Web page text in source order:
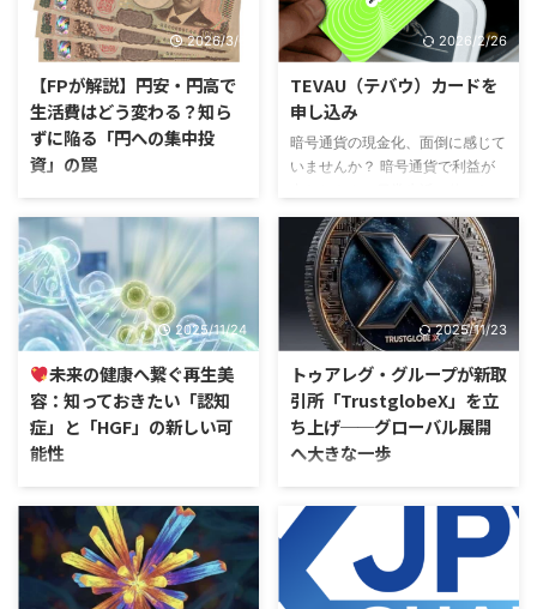
が運営できていない 厨房設備が
あるのに昼だけ止まっている 外
い 社員数が減り、食堂を維持で
きなくなった という課題も増え
ています。 そこで株式会社ミシ
ョンでは、新規事業として“社員
社員食堂スペースを活用し、 ...
おきたいのは、暗号資産と日本円
の交換をめぐる規制が、単に「仮
想通貨は自由に個人売買できる」
という段階ではなく、マネーロン
ダリング対策と無登録営業対策を
中心に、より厳格化の方向にある
という点です。 特に、金融庁は
業者の取引時確認が必要となる取
引の敷居値を引き下げた規制につ
いて事後評価を公表しました。
金融庁の公表資料によると ...
2026/3/6
【FPが解説】円安・円高で
生活費はどう変わる？知ら
ずに陥る「円への集中投
資」の罠
こんにちは。ファイナンシャルプ
ランナーの福井秀延です。 毎日
のようにテレビやネットのニュー
スで耳にする「現在の為替相場
は、1ドル＝〇〇円で推移してお
り……」というフレーズ。皆さん
は、このニュースをなんとなく聞
き流してしまっていませんか？
「海外旅行に行く予定もないし、
自分には関係ないかな」 「FXや
外貨預金なんてやっていないか
ら、為替なんて気にしなくてい
としたら、それは家計にとって非
常に危険なサインかもしれませ
ん。 実は、為替の変動（円安・
円高）は、私たちの毎日の「電気
代」や ...
2026/2/26
TEVAU（テバウ）カードを
申し込み
暗号通貨の現金化、面倒に感じて
いませんか？ 暗号通貨で利益が
とき、こんなお悩みはありません
か？ 「取引所を経由して銀行に
振り込む手続きが面倒…」 「現金
化するまでに何日も待たされ
る…」 「換金や送金の手数料が高
くて損をした気分になる…」 そん
に解決してくれるのが、
「Tevau（テバウ）暗号通貨デビ
ットカード」です。この記事で
は、日本に上陸したばかりで注目
かりやすく解説します。 Tev ...
2025/11/24
未来の健康へ繋ぐ再生美
容：知っておきたい「認知
症」と「HGF」の新しい可
能性
2026年2月大阪市内で美容サロン
を開設します。このブログでオー
プンが近づきましたらお伝えいた
します。 私たちが取り組む美容
とは、美容と健康は表裏一体。外
面的な美しさだけでなく、心身の
2025/11/23
トゥアレグ・グループが新取
引所「TrustglobeX」を立
ち上げ──グローバル展開
へ大きな一歩
はじめに 世界のフィンテック・
暗号資産市場において、新しいプ
レーヤーが登場しました。グロー
バル投資・フィンテック企業であ
る トゥアレグ・グループ
（Tuareg Group）が、2025年11